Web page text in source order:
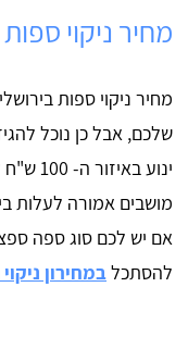
מחיר ניקוי
מחיר ניקוי ספות
שלכם, אבל כן נוכל
אם יש לכם סוג ספה
להסתכלבמחירון